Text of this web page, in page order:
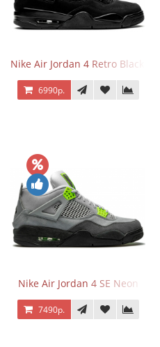
Nike Air Jordan 4 Retro Black Cat
6990р.
Nike Air Jordan 4 SE Neon
7490р.